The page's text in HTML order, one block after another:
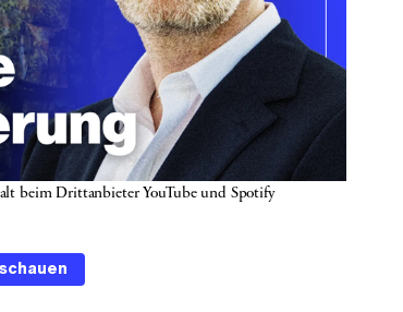
beim Drittanbieter YouTube und Spotify